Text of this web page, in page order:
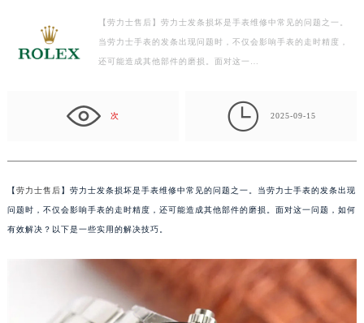
【劳力士售后】劳力士发条损坏是手表维修中常见的问题之一。
当劳力士手表的发条出现问题时，不仅会影响手表的走时精度，
还可能造成其他部件的磨损。面对这一…
次  2025-09-15
【劳力士售后】劳力士发条损坏是手表维修中常见的问题之一。当劳力士手表的发条出现
问题时，不仅会影响手表的走时精度，还可能造成其他部件的磨损。面对这一问题，如何
有效解决？以下是一些实用的解决技巧。